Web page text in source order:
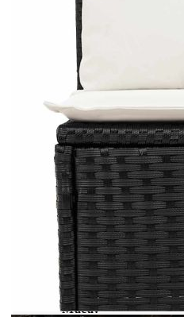
Размери на
Височина на
възглавницата): 37 см
Ъглова седалка с
Цвят: Черен
Материал: PE
покритие, акациева
покритие
Размери: 62 x 62 x
Размери на
Височина на
възглавницата): 37 см
Височина на
Маса: